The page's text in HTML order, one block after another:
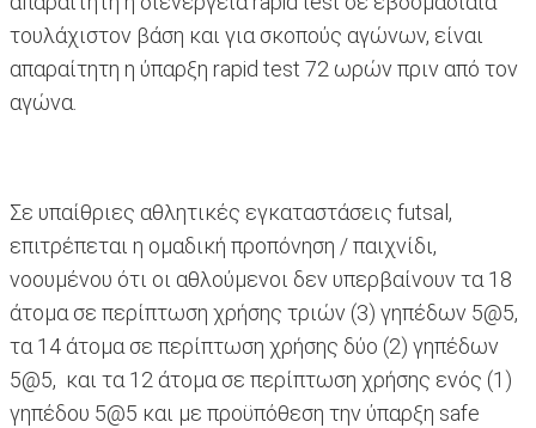
τουλάχιστον βάση και για σκοπούς αγώνων, είναι
απαραίτητη η ύπαρξη rapid test 72 ωρών πριν από τον
αγώνα.
Σε υπαίθριες αθλητικές εγκαταστάσεις futsal,
επιτρέπεται η ομαδική προπόνηση / παιχνίδι,
νοουμένου ότι οι αθλούμενοι δεν υπερβαίνουν τα 18
άτομα σε περίπτωση χρήσης τριών (3) γηπέδων 5@5,
τα 14 άτομα σε περίπτωση χρήσης δύο (2) γηπέδων
5@5, και τα 12 άτομα σε περίπτωση χρήσης ενός (1)
γηπέδου 5@5 και με προϋπόθεση την ύπαρξη safe